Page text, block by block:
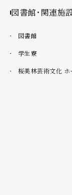
図書館・関連施
図書館
学生寮
桜美林芸術文化 ホ